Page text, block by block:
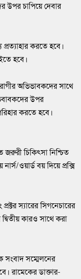
উপর চাপিয়ে দেবার
করতে হবে।
হবে।
রোগীর অভিভাবকদের সাথে
উপর
করতে হবে।
জরুরী চিকিৎসা নিশ্চিত
ওয়ার্ড বয় দিয়ে প্রক্সি
স্যারের সিগনেচারের
কারও সাথে করা
সংবাদ সম্মেলনের
রামেকের ডাক্তার-